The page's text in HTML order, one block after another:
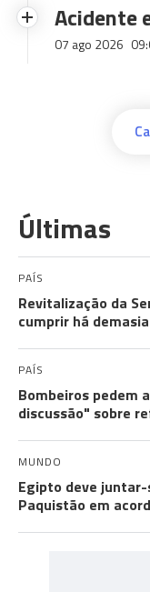
Acidente
07 ago 2026
Últimas
PAÍS
Revitalização da
cumprir há
PAÍS
Bombeiros pedem
discussão" sobre
MUNDO
Egipto deve
Paquistão em